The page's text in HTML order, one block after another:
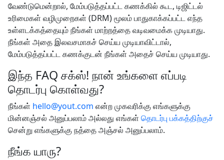
வேண்டுமென்றால், மேம்படுத்தப்பட்ட கணக்கில் கூட, டிஜிட்டல்
உரிமைகள் வழிமுறைகள் (DRM) மூலம் பாதுகாக்கப்பட்ட எந்த
உள்ளடக்கத்தையும் நீங்கள் மாற்றத்தை வடிவமைக்க முடியாது.
நீங்கள் அதை இலவசமாகச் செய்ய முடியாவிட்டால்,
மேம்படுத்தப்பட்ட கணக்குடன் நீங்கள் அதைச் செய்ய முடியாது.
இந்த FAQ சக்ஸ்! நான் உங்களை எப்படி
தொடர்பு கொள்வது?
நீங்கள் hello@yout.com என்ற முகவரிக்கு எங்களுக்கு
மின்னஞ்சல் அனுப்பலாம் அல்லது எங்கள் தொடர்பு பக்கத்திற்குச்
சென்று எங்களுக்கு நத்தை அஞ்சல் அனுப்பலாம்.
நீங்க யாரு?